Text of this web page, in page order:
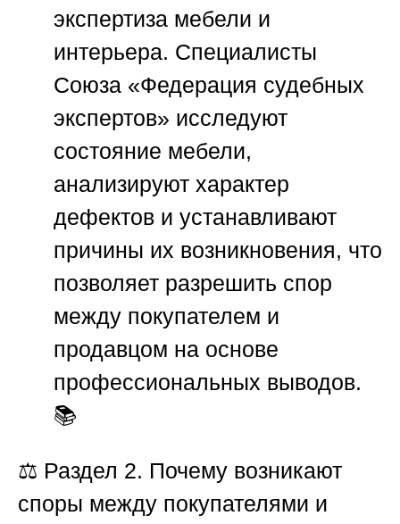
экспертиза мебели и
интерьера. Специалисты
Союза «Федерация судебных
экспертов» исследуют
состояние мебели,
анализируют характер
дефектов и устанавливают
причины их возникновения, что
позволяет разрешить спор
между покупателем и
продавцом на основе
профессиональных выводов.
📚
⚖️ Раздел 2. Почему возникают
споры между покупателями и